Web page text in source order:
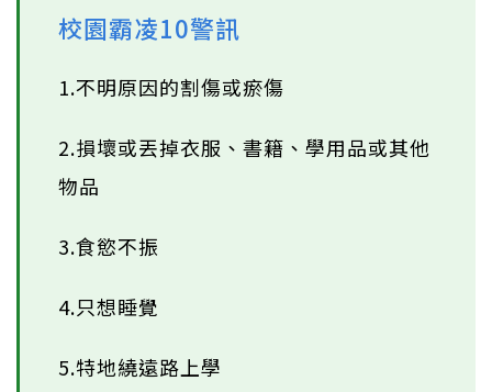
校園霸凌10警訊
1.不明原因的割傷或瘀傷
2.損壞或丟掉衣服、書籍、學用品或其他
物品
3.食慾不振
4.只想睡覺
5.特地繞遠路上學